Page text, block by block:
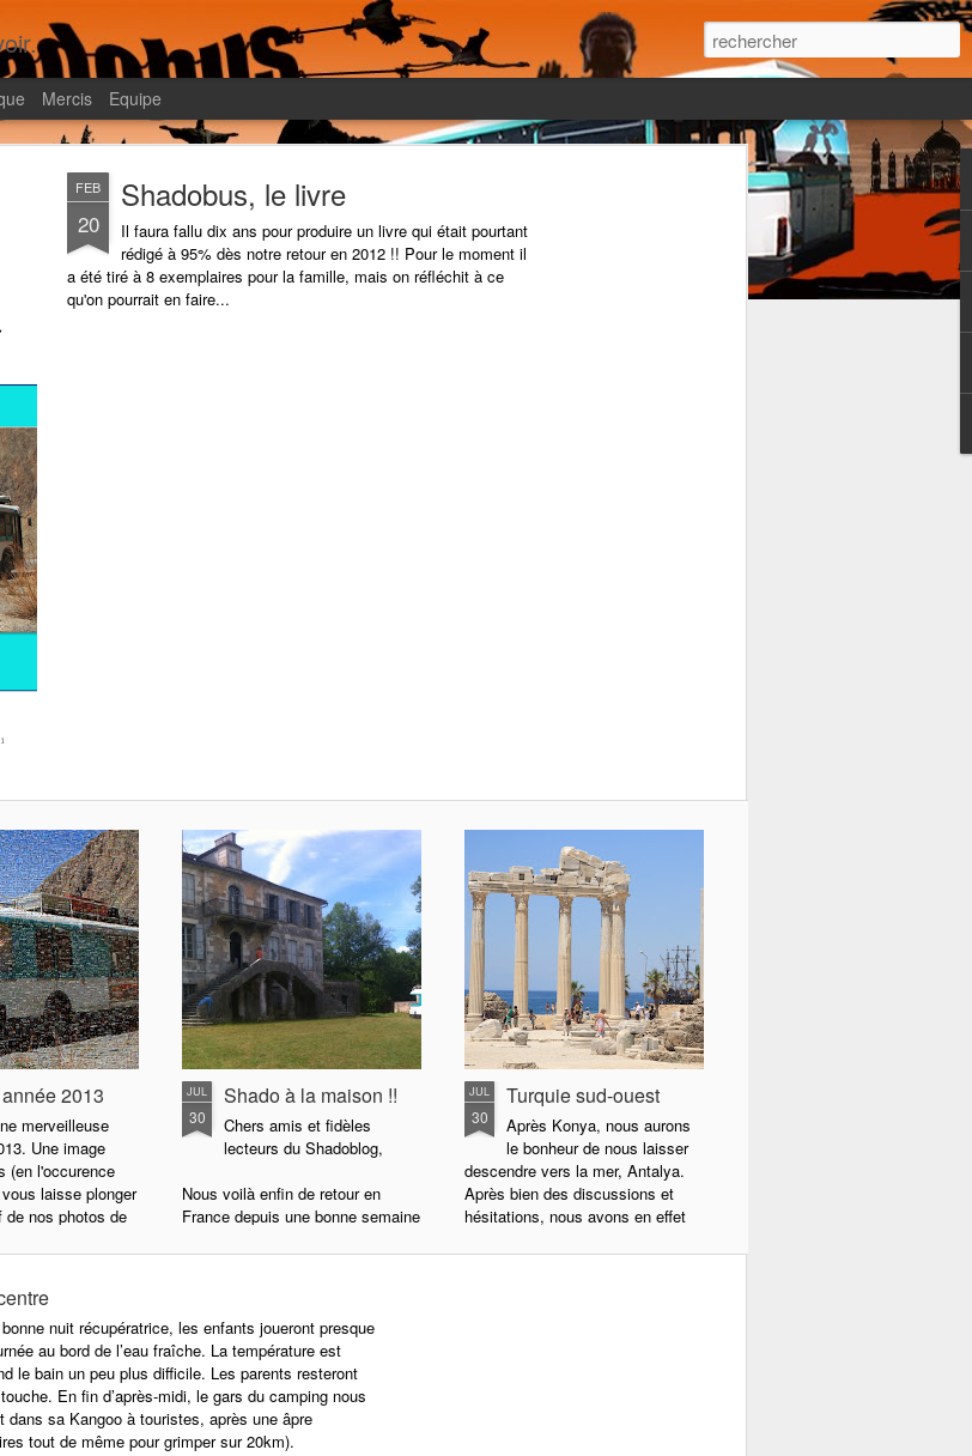
Mercis Equipe
FEB
20
Shadobus, le livre
Il faura fallu dix ans pour produire un livre qui était pourtant
rédigé à 95% dès notre retour en 2012 !! Pour le moment il
a été tiré à 8 exemplaires pour la famille, mais on réfléchit à ce
qu'on pourrait en faire...
2013
merveilleuse
Une image
(en l'occurence
laisse plonger
de nos photos de
orchestré
frère.
est toujours
stationné
parisien, attendant
proprios.
JUL
30
Shado à la maison !!
Chers amis et fidèles
lecteurs du Shadoblog,
Nous voilà enfin de retour en
France depuis une bonne semaine
Genova, Nice, Sète, Padirac-
Nous avons enfin retrouvé notre
chère famille (la moitié, bientôt
l'autre) et notre cher pays. Nous
sommes actuellement en Périgord
pour encore une bonne semaine,
puis nous irons en Auvergne, puis
JUL
30
Turquie sud-ouest
Après Konya, nous aurons
le bonheur de nous laisser
descendre vers la mer, Antalya.
Après bien des discussions et
hésitations, nous avons en effet
braver la meute touristique. Il y
nuit récupératrice, les enfants joueront presque
au bord de l’eau fraîche. La température est
le bain un peu plus difficile. Les parents resteront
En fin d’après-midi, le gars du camping nous
dans sa Kangoo à touristes, après une âpre
tout de même pour grimper sur 20km).